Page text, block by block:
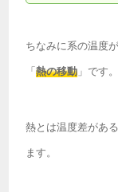
ちなみに系の温度
「熱の移動 」です。
熱とは温度差があ
ます。